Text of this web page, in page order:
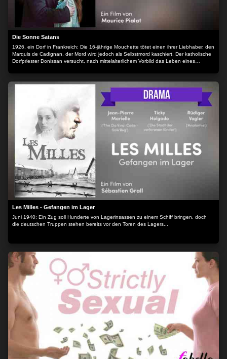
Die Sonne Satans
1926, ein Dorf in Frankreich: Die 16-jährige Mouchette tötet einen ihrer Liebhaber, den
Marquis de Cadignan, der Mord wird jedoch als Selbstmord kaschiert. Der katholische
Dorfpriester Donissan versucht, nach mittelalterlichem Vorbild das Leben eines
Donissan versucht, sie von ihrer seelischen Not zu befreien, indem er ihr alles über sie
selbst erzählt. Das verzweifelte Mädchen, das in seiner Verwirrung nicht mehr zwischen
Realität und Wahn zu unterscheiden weiß, flieht.
Les Milles - Gefangen im Lager
Juni 1940: Ein Zug soll Hunderte von Lagerinsassen zu einem Schiff bringen, doch
die deutschen Truppen stehen bereits vor den Toren des Lagers...